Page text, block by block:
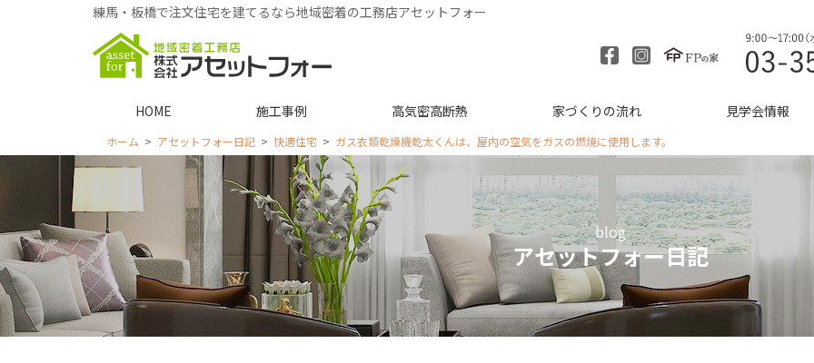
練馬・板橋で注文住宅を建てるなら地域密着の工務店アセットフォー
HOME 施工事例 高気密高断熱 家づくりの流れ 見学会情報
ホーム アセットフォー日記 快適住宅 ガス衣類乾燥機乾太くんは、屋内の空気をガスの燃焼に使用します。
blog
アセットフォー日記